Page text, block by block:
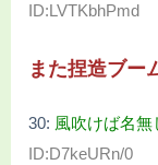
ID:LVTKbhPmd
また捏造ブー
30: 風吹けば名無
ID:D7keURn/0